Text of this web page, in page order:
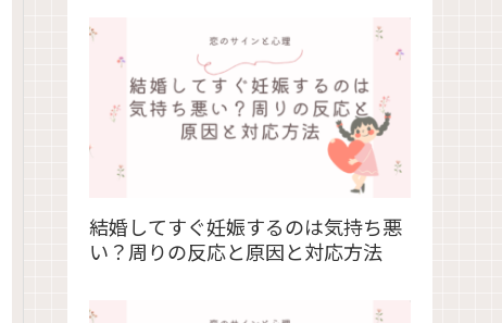
結婚してすぐ妊娠するのは気持ち悪
い？周りの反応と原因と対応方法